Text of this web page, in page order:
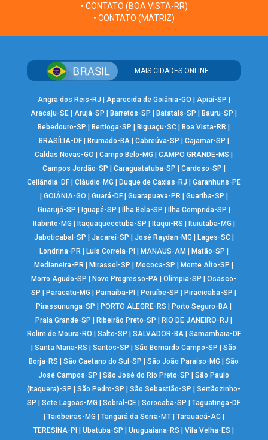
• CONTATO (BOA VISTA-RR)
• CONTATO (MATRIZ)
MAIS CIDADES ONLINE
Angra dos Reis-RJ Aparecida de Goiânia-GO Apiaí-SP
Aracaju-SE |Arujá-SP Barretos-SP Batatais-SP Bauru-SP
Bebedouro-SP
Bertioga-SP Biguaçu-SC Boa Vista-RR
BRASÍLIA-DF| Brumado-BA| Cabreúva-SP Cajamar-SP
Caldas Novas-GO
|Campo Belo-MG |CAMPO GRANDE-MS
Campos Jordão-SP
Caraguatatuba-SP Cardoso-SP
Ceilândia-DF| Cláudio-MG Duque de Caxias-RJ
Garanhuns-PE
GOIÂNIA-GO Guará-DF| Guarapuava-PR| Guariba-SP
Guarujá-SP
Iguapé-SP Ilha Bela-SP Ilha Comprida-SP
Itabirito-MG
Itaquaquecetuba-SP Itaqui-RS Ituiutaba-MG
Jaboticabal-SP
Jacareí-SP José Raydan-MG Lages-SC|
Londrina-PR| Luís Correia-PI MANAUS-AM Matão-SP
Medianeira-PR
Mirassol-SP Mococa-SP Monte Alto-SP
Morro Agudo-SP
Novo Progresso-PA |Olímpia-SP |Osasco-
SP
Paracatu-MG Parnaíba-PI Peruíbe-SP Piracicaba-SP
Pirassununga-SP
PORTO ALEGRE-RS Porto Seguro-BA
Praia Grande-SP
Ribeirão Preto-SP RIO DE JANEIRO-RJ
Rolim de Moura-RO
Salto-SP SALVADOR-BA| Samambaia-DF
|Santa Maria-RS |Santos-SP |São Bernardo Campo-SP |São
Borja-RS
|São Caetano do Sul-SP |São João Paraíso-MG |São
José Campos-SP
|São José do Rio Preto-SP |São Paulo
(Itaquera)-SP
|São Pedro-SP |São Sebastião-SP |Sertãozinho-
SP
|Sete Lagoas-MG |Sobral-CE |Sorocaba-SP |Taguatinga-DF
Taiobeiras-MG Tangará da Serra-MT| Tarauacá-AC|
TERESINA-PI
|Ubatuba-SP |Uruguaiana-RS |Vila Velha-ES